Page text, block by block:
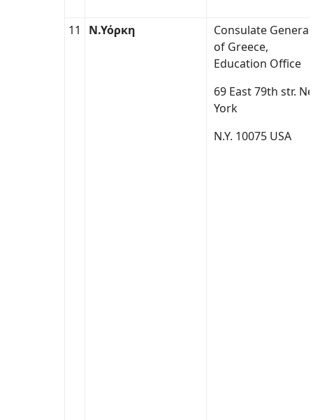
11 Ν.Υόρκη
Consulate General
of Greece,
Education Office
69 East 79th str.
York
N.Y. 10075 USA